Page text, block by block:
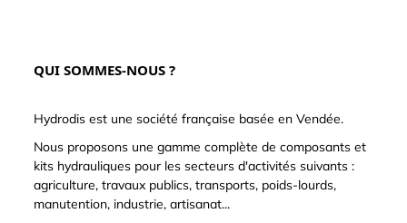
QUI SOMMES-NOUS ?
Hydrodis est une société française basée en Vendée.
Nous proposons une gamme complète de composants et
kits hydrauliques pour les secteurs d'activités suivants :
agriculture, travaux publics, transports, poids-lourds,
manutention, industrie, artisanat...